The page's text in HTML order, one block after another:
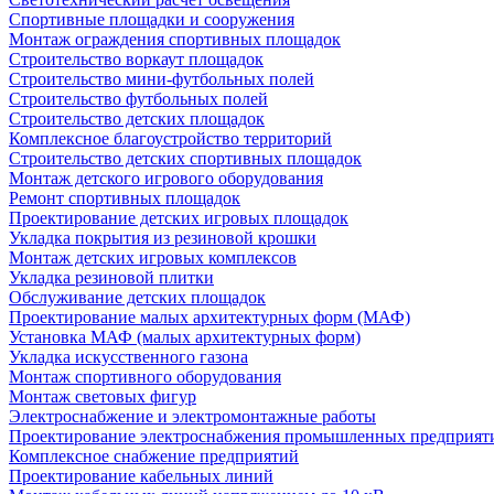
Спортивные площадки и сооружения
Монтаж ограждения спортивных площадок
Строительство воркаут площадок
Строительство мини-футбольных полей
Строительство футбольных полей
Строительство детских площадок
Комплексное благоустройство территорий
Строительство детских спортивных площадок
Монтаж детского игрового оборудования
Ремонт спортивных площадок
Проектирование детских игровых площадок
Укладка покрытия из резиновой крошки
Монтаж детских игровых комплексов
Укладка резиновой плитки
Обслуживание детских площадок
Проектирование малых архитектурных форм (МАФ)
Установка МАФ (малых архитектурных форм)
Укладка искусственного газона
Монтаж спортивного оборудования
Монтаж световых фигур
Электроснабжение и электромонтажные работы
Проектирование электроснабжения промышленных
Комплексное снабжение предприятий
Проектирование кабельных линий